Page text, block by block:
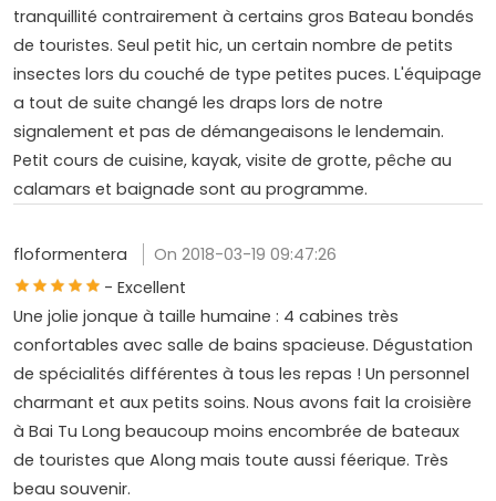
tranquillité contrairement à certains gros Bateau bondés
de touristes. Seul petit hic, un certain nombre de petits
insectes lors du couché de type petites puces. L'équipage
a tout de suite changé les draps lors de notre
signalement et pas de démangeaisons le lendemain.
Petit cours de cuisine, kayak, visite de grotte, pêche au
calamars et baignade sont au programme.
floformentera
On 2018-03-19 09:47:26
- Excellent
Une jolie jonque à taille humaine : 4 cabines très
confortables avec salle de bains spacieuse. Dégustation
de spécialités différentes à tous les repas ! Un personnel
charmant et aux petits soins. Nous avons fait la croisière
à Bai Tu Long beaucoup moins encombrée de bateaux
de touristes que Along mais toute aussi féerique. Très
beau souvenir.